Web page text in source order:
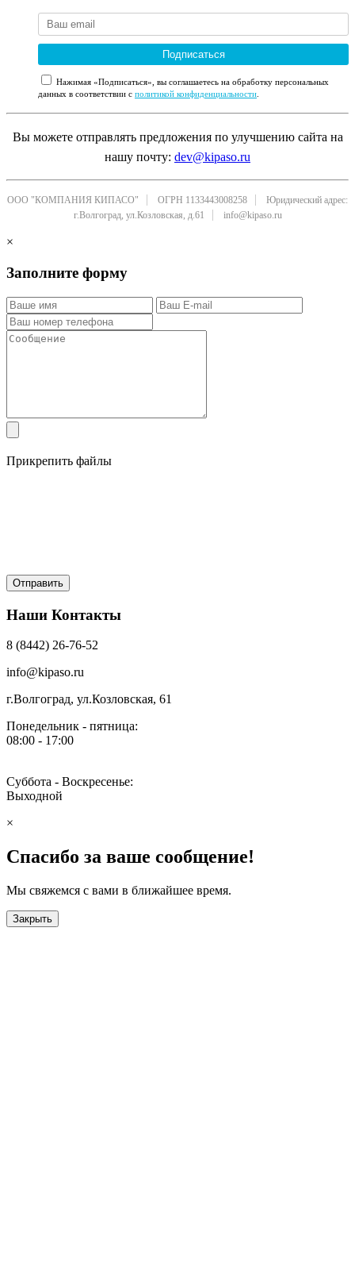
Подписаться
Нажимая «Подписаться», вы соглашаетесь на обработку персональных
данных в соответствии с политикой конфиденциальности.
Вы можете отправлять предложения по улучшению сайта на
нашу почту: dev@kipaso.ru
ООО "КОМПАНИЯ КИПАСО" ОГРН 1133443008258
Юридический адрес:
г.Волгоград, ул.Козловская, д.61
info@kipaso.ru
×
Заполните форму
Прикрепить файлы
Наши Контакты
8 (8442) 26-76-52
info@kipaso.ru
г.Волгоград, ул.Козловская, 61
Понедельник - пятница:
08:00 - 17:00
Суббота - Воскресенье:
Выходной
×
Спасибо за ваше сообщение!
Мы свяжемся с вами в ближайшее время.
Закрыть